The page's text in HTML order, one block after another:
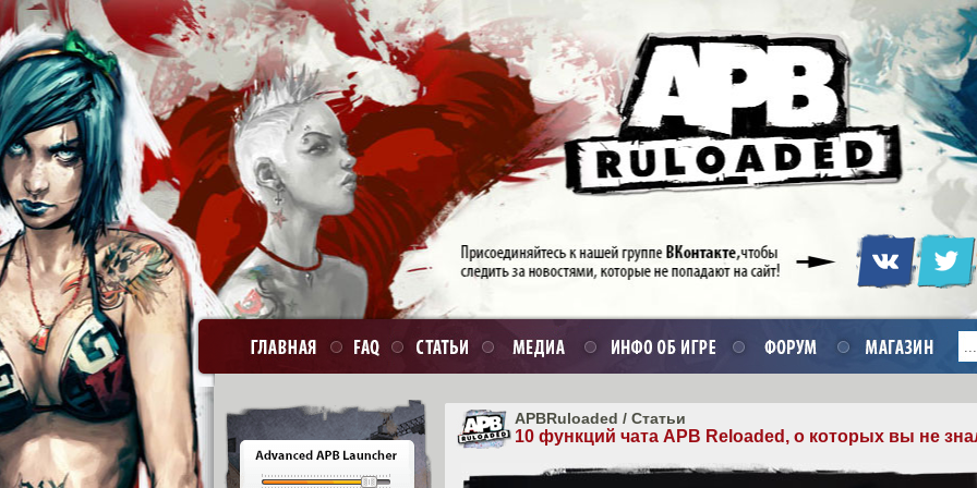
APBRuloaded / Статьи
10 функций чата APB Reloaded, о которых вы не